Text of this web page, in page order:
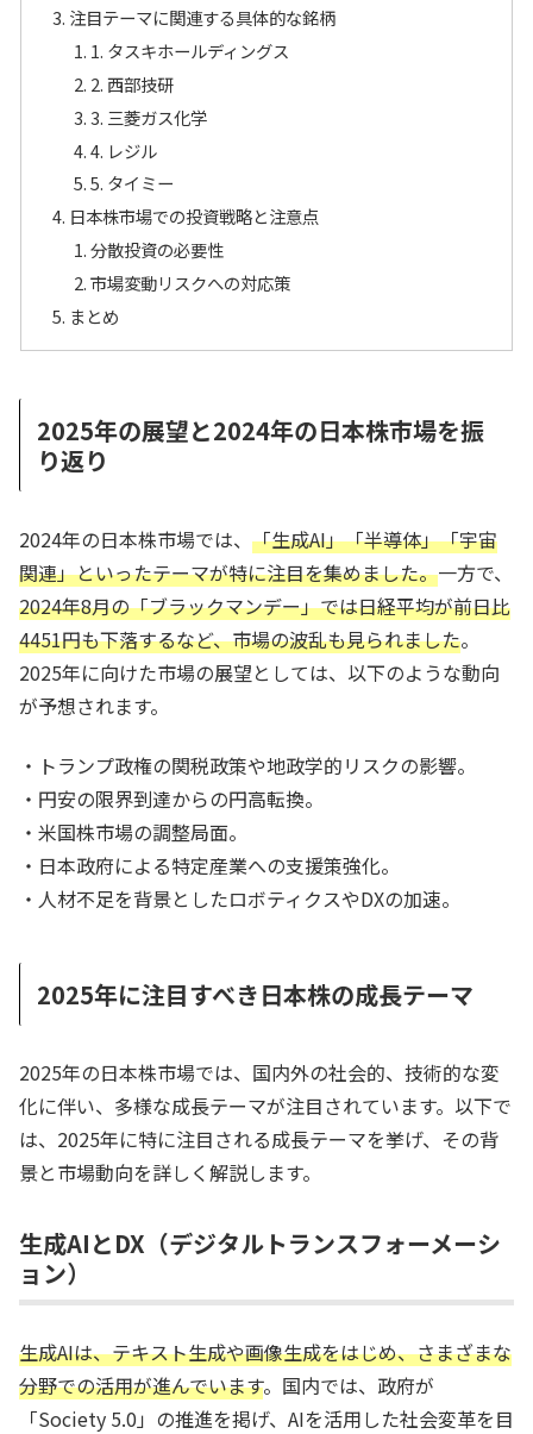
注目テーマに関連する具体的な銘柄
1. タスキホールディングス
2. 西部技研
3. 三菱ガス化学
4. レジル
5. タイミー
日本株市場での投資戦略と注意点
分散投資の必要性
市場変動リスクへの対応策
まとめ
2025年の展望と2024年の日本株市場を振
り返り
2024年の日本株市場では、 「生成AI」「半導体」「宇宙
関連」といったテーマが特に注目を集めました。一方で、
2024年8月の「ブラックマンデー」では日経平均が前日比
4451円も下落するなど、市場の波乱も見られました。
2025年に向けた市場の展望としては、以下のような動向
が予想されます。
・トランプ政権の関税政策や地政学的リスクの影響。
・円安の限界到達からの円高転換。
・米国株市場の調整局面。
・日本政府による特定産業への支援策強化。
・人材不足を背景としたロボティクスやDXの加速。
2025年に注目すべき日本株の成長テーマ
2025年の日本株市場では、国内外の社会的、技術的な変
化に伴い、多様な成長テーマが注目されています。以下で
は、2025年に特に注目される成長テーマを挙げ、その背
景と市場動向を詳しく解説します。
生成AIとDX（デジタルトランスフォーメーシ
ョン）
生成AIは、テキスト生成や画像生成をはじめ、さまざまな
分野での活用が進んでいます。国内では、政府が
「Society 5.0」の推進を掲げ、AIを活用した社会変革を目